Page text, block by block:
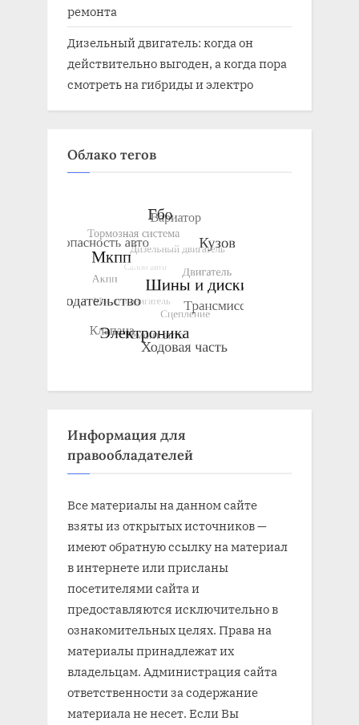
ремонта
Дизельный двигатель: когда он
действительно выгоден, а когда пора
смотреть на гибриды и электро
Облако тегов
Информация для
правообладателей
Все материалы на данном сайте
взяты из открытых источников —
имеют обратную ссылку на материал
в интернете или присланы
посетителями сайта и
предоставляются исключительно в
ознакомительных целях. Права на
материалы принадлежат их
владельцам. Администрация сайта
ответственности за содержание
материала не несет. Если Вы